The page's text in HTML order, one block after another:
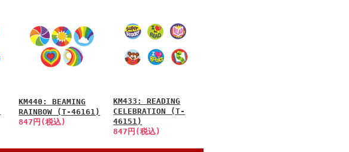
KM440: BEAMING
RAINBOW (T-46161)
847円(税込)
KM433: READING
CELEBRATION (T-
46151)
847円(税込)